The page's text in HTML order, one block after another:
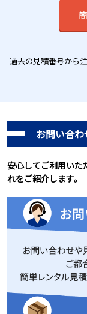
過去の見積番号から
お問い合
安心してご利用いた
れをご紹介します。